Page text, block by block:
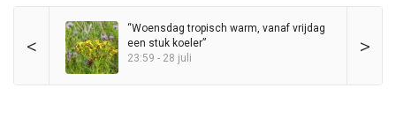
< >
“Woensdag tropisch warm, vanaf vrijdag
een stuk koeler”
23:59 - 28 juli